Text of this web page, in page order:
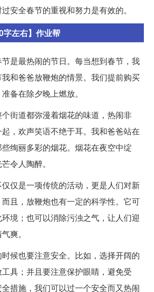
安全春节的重视和努力是有效的。
字左右】作业帮
是最热闹的节日。每当想到春节，我
和爸爸放鞭炮的情景。我们提前购买
备在除夕晚上燃放。
街道都弥漫着烟花的味道，热闹非
，欢声笑语不绝于耳。我和爸爸站在
绚丽多彩的烟花。烟花在夜空中绽
令人陶醉。
仅是一项传统的活动，更是人们对新
且，放鞭炮也有一定的科学性。它可
境；也可以消除污浊之气，让人们迎
爽。
候也要注意安全。比如，选择开阔的
具；并且要注意保护眼睛，避免受
措施，我们可以过一个安全而又热闹